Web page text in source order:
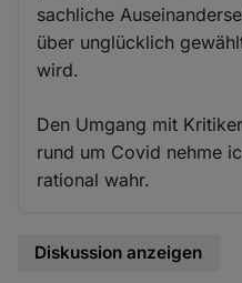
sachliche
über unglücklich
wird.
Den Umgang mit
rund um Covid nehme
rational wahr.
Diskussion anzeigen